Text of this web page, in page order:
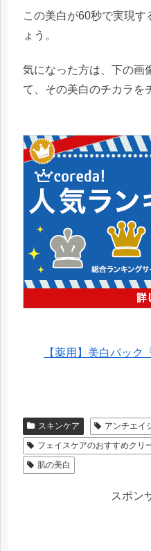
この美白が60秒で実現す
ょう。
気になった方は、下の画
て、その美白のチカラを
【薬用】美白パック
スキンケア アンチエイ
フェイスケアのおすすめクリ
肌の美白
スポン